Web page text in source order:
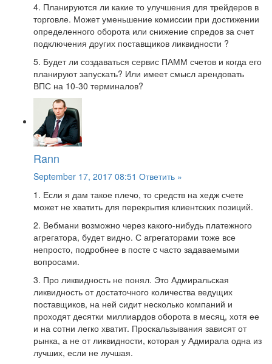
4. Планируются ли какие то улучшения для трейдеров в
торговле. Может уменьшение комиссии при достижении
определенного оборота или снижение спредов за счет
подключения других поставщиков ликвидности ?
5. Будет ли создаваться сервис ПАММ счетов и когда его
планируют запускать? Или имеет смысл арендовать
ВПС на 10-30 терминалов?
Rann
September 17, 2017 08:51 Ответить »
1. Если я дам такое плечо, то средств на хедж счете
может не хватить для перекрытия клиентских позиций.
2. Вебмани возможно через какого-нибудь платежного
агрегатора, будет видно. С агрегаторами тоже все
непросто, подробнее в посте c часто задаваемыми
вопросами.
3. Про ликвидность не понял. Это Адмиральская
ликвидность от достаточного количества ведущих
поставщиков, на ней сидит несколько компаний и
проходят десятки миллиардов оборота в месяц, хотя ее
и на сотни легко хватит. Проскальзывания зависят от
рынка, а не от ликвидности, которая у Адмирала одна из
лучших, если не лучшая.